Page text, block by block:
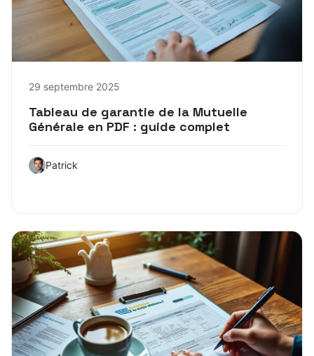
29 septembre 2025
Tableau de garantie de la Mutuelle
Générale en PDF : guide complet
Patrick